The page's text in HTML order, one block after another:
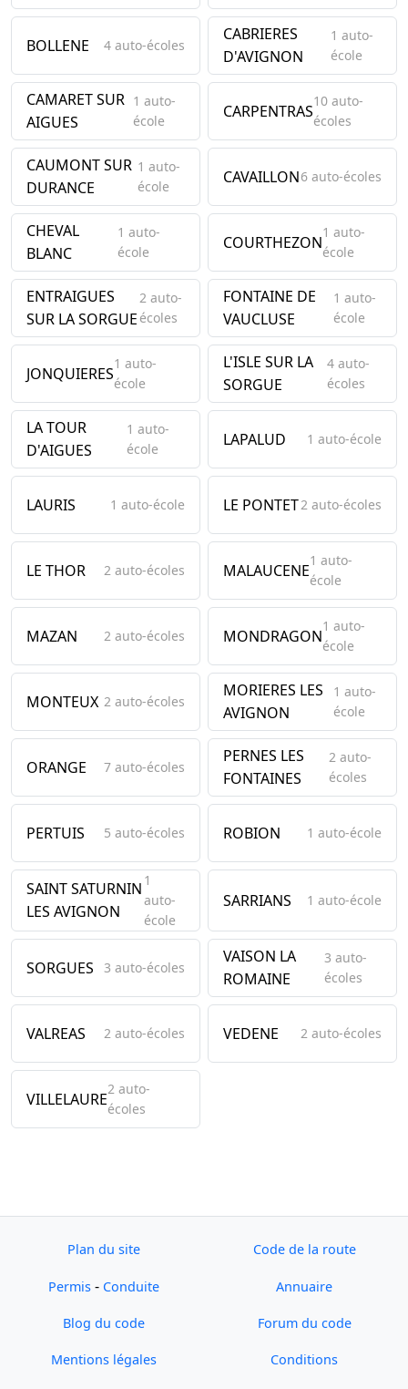
BOLLENE 4 auto-écoles
CABRIERES
D'AVIGNON
1 auto-
école
CAMARET SUR
AIGUES
1 auto-
école
CARPENTRAS10 auto-
écoles
CAUMONT SUR
DURANCE
1 auto-
école
CAVAILLON6 auto-écoles
CHEVAL
BLANC
1 auto-
école
COURTHEZON1 auto-
école
ENTRAIGUES
SUR LA SORGUE
2 auto-
écoles
FONTAINE DE
VAUCLUSE
1 auto-
école
JONQUIERES1 auto-
école
L'ISLE SUR LA
SORGUE
4 auto-
écoles
LA TOUR
D'AIGUES
1 auto-
école
LAPALUD 1 auto-école
LAURIS 1 auto-école LE PONTET2 auto-écoles
LE THOR 2 auto-écoles MALAUCENE1 auto-
école
MAZAN 2 auto-écoles MONDRAGON1 auto-
école
MONTEUX 2 auto-écoles
MORIERES LES
AVIGNON
1 auto-
école
ORANGE 7 auto-écoles
PERNES LES
FONTAINES
2 auto-
écoles
PERTUIS 5 auto-écoles ROBION 1 auto-école
SAINT SATURNIN
LES AVIGNON
1
auto-
école
SARRIANS 1 auto-école
SORGUES 3 auto-écoles
VAISON LA
ROMAINE
3 auto-
écoles
VALREAS 2 auto-écoles VEDENE 2 auto-écoles
VILLELAURE2 auto-
écoles
Plan du site Code de la route
Permis - Conduite Annuaire
Blog du code Forum du code
Mentions légales Conditions